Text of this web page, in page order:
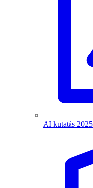
AI kutatás 2025